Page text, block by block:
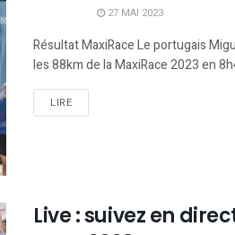
27 MAI 2023
Résultat MaxiRace Le portugais
les 88km de la MaxiRace 2023 en
LIRE
Live : suivez en